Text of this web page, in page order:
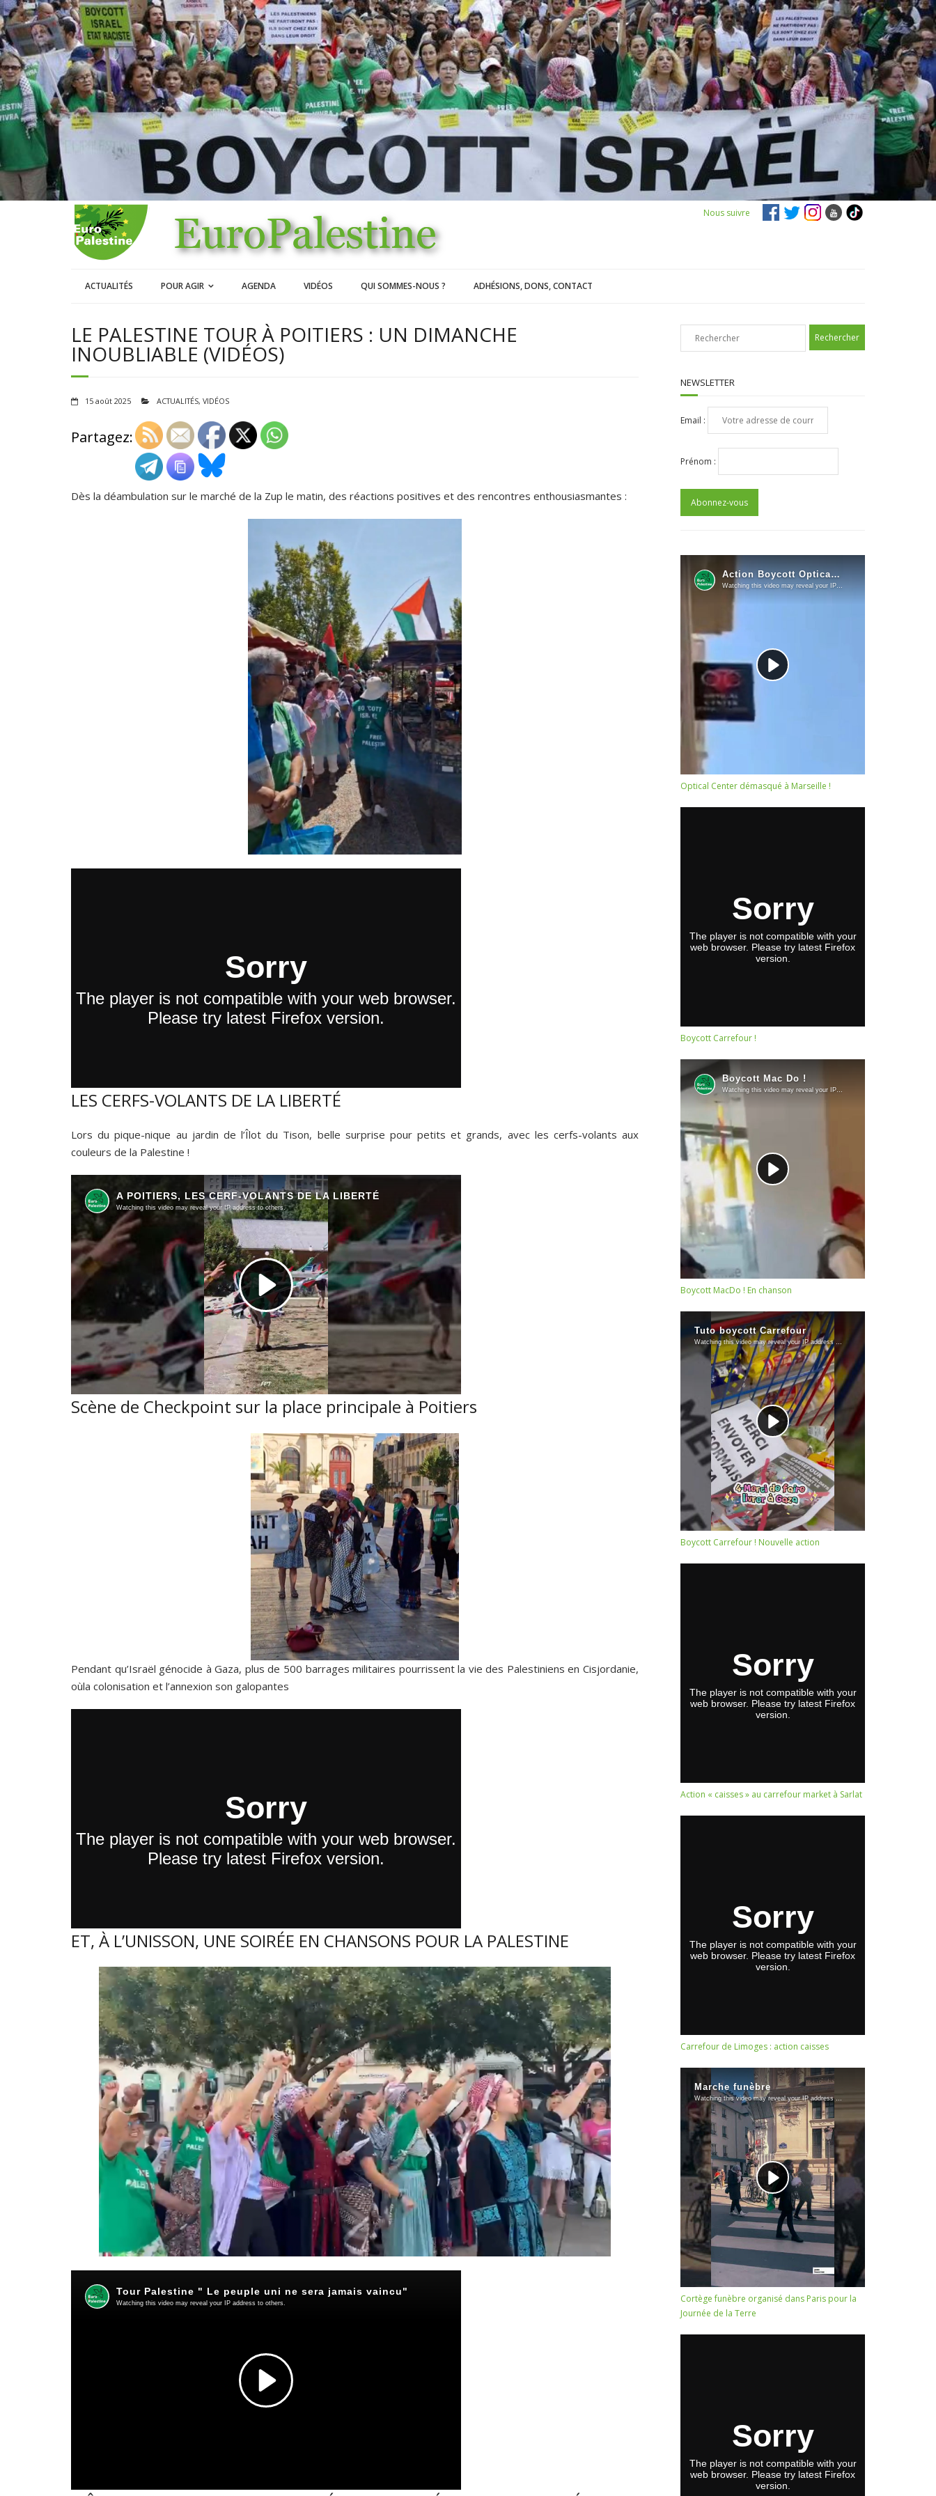
Nous suivre
ACTUALITÉS POUR AGIR AGENDA VIDÉOS QUI SOMMES-NOUS ? ADHÉSIONS, DONS, CONTACT
LE PALESTINE TOUR À POITIERS : UN DIMANCHE
INOUBLIABLE (VIDÉOS)
15 août 2025 ACTUALITÉS, VIDÉOS
Partagez:
Dès la déambulation sur le marché de la Zup le matin, des réactions positives et des rencontres enthousiasmantes :
LES CERFS-VOLANTS DE LA LIBERTÉ
Lors du pique-nique au jardin de l’Îlot du Tison, belle surprise pour petits et grands, avec les cerfs-volants aux
couleurs de la Palestine !
Scène de Checkpoint sur la place principale à Poitiers
Pendant qu’Israël génocide à Gaza, plus de 500 barrages militaires pourrissent la vie des Palestiniens en Cisjordanie,
oùla colonisation et l’annexion son galopantes
ET, À L’UNISSON, UNE SOIRÉE EN CHANSONS POUR LA PALESTINE
NEWSLETTER
Email :
Prénom :
Optical Center démasqué à Marseille !
Boycott Carrefour !
Boycott MacDo ! En chanson
Boycott Carrefour ! Nouvelle action
Action « caisses » au carrefour market à Sarlat
Carrefour de Limoges : action caisses
Cortège funèbre organisé dans Paris pour la
Journée de la Terre